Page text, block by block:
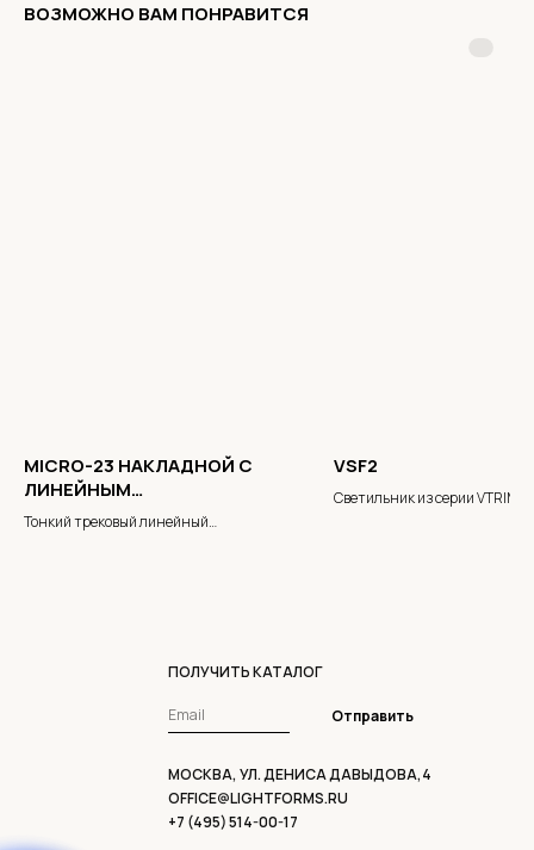
ВОЗМОЖНО ВАМ ПОНРАВИТСЯ
MICRO-23 НАКЛАДНОЙ С
ЛИНЕЙНЫМ
РАССЕИВАТЕЛЕМ
Тонкий трековый линейный
VSF2
Светильник из серии VTRIM
МОСКВА, УЛ. ДЕНИСА ДАВЫДОВА,4
ПОЛУЧИТЬ КАТАЛОГ
+7 (495) 514-00-17
OFFICE@LIGHTFORMS.RU
Отправить